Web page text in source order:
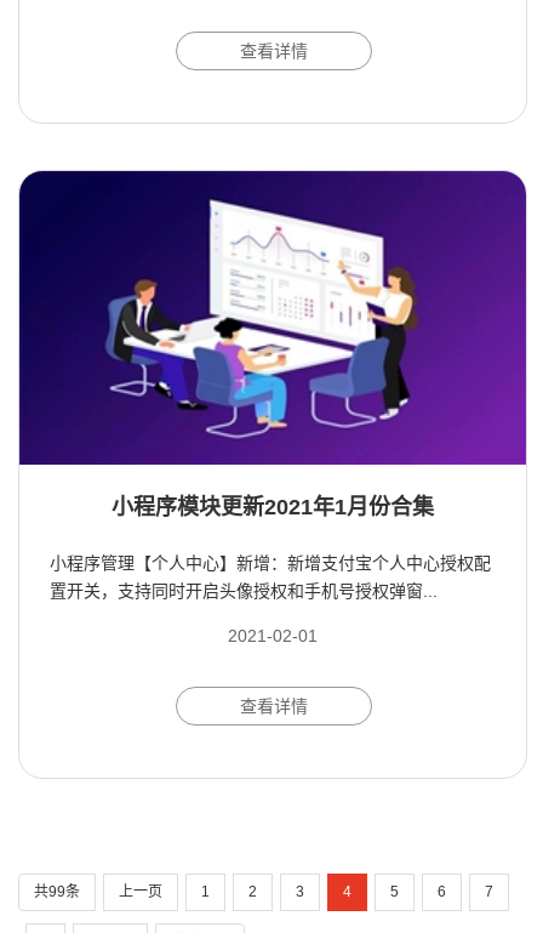
查看详情
小程序模块更新2021年1月份合集
小程序管理【个人中心】新增：新增支付宝个人中心授权配
置开关，支持同时开启头像授权和手机号授权弹窗...
2021-02-01
查看详情
共99条 上一页 1 2 3 4 5 6 7